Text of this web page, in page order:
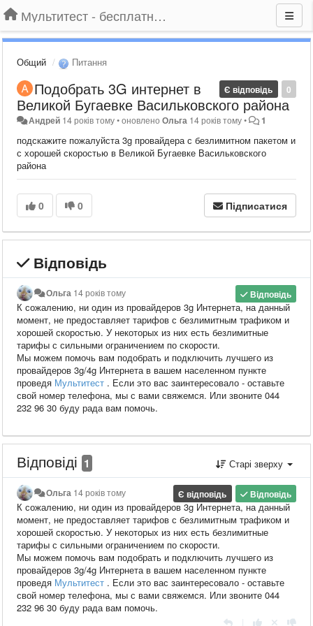
Мультитест - бесплатный подбор провайдера по адресу
Общий Питання
0
Є відповідь
Подобрать 3G интернет в
Великой Бугаевке Васильковского района
Андрей 14 років тому•оновленоОльга 14 років тому• 1
подскажите пожалуйста 3g провайдера с безлимитном пакетом и
с хорошей скоростью в Великой Бугаевке Васильковского
района
0 0 Підписатися
Відповідь
Відповідь
Ольга 14 років тому
​К сожалению, ни один из провайдеров 3g Интернета, на данный
момент, не предоставляет тарифов с безлимитным трафиком и
хорошей скоростью. У некоторых из них есть безлимитные
тарифы с сильными ограничением по скорости.
Мы можем помочь вам подобрать и подключить лучшего из
провайдеров 3g/4g Интернета в вашем населенном пункте
проведя Мультитест . Если это вас заинтересовало - оставьте
свой номер телефона, мы с вами свяжемся. Или звоните 044
232 96 30 буду рада вам помочь.
Відповіді 1 Старі зверху
Відповідь
Є відповідь
Ольга 14 років тому
​К сожалению, ни один из провайдеров 3g Интернета, на данный
момент, не предоставляет тарифов с безлимитным трафиком и
хорошей скоростью. У некоторых из них есть безлимитные
тарифы с сильными ограничением по скорости.
Мы можем помочь вам подобрать и подключить лучшего из
провайдеров 3g/4g Интернета в вашем населенном пункте
проведя Мультитест . Если это вас заинтересовало - оставьте
свой номер телефона, мы с вами свяжемся. Или звоните 044
232 96 30 буду рада вам помочь.